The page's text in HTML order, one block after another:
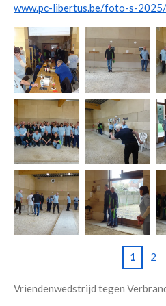
www.pc-libertus.be/foto-s-
1 2
Vriendenwedstrijd tegen